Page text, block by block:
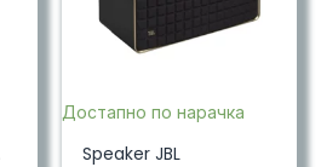
Достапно по нарачка
Speaker JBL